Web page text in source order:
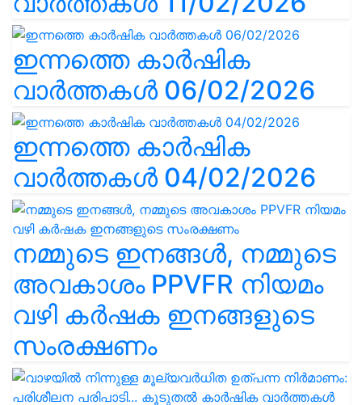
ഇന്നത്തെ കാർഷിക
വാർത്തകൾ 06/02/2026
ഇന്നത്തെ കാർഷിക
വാർത്തകൾ 04/02/2026
നമ്മുടെ ഇനങ്ങൾ, നമ്മുടെ
അവകാശം PPVFR നിയമം
വഴി കർഷക ഇനങ്ങളുടെ
സംരക്ഷണം